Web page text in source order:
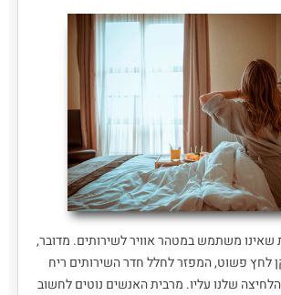
שאינו משתמש במטהר אוויר לשירותים. מדובר,
לחץ פשוט, המפזר לחלל חדר השירותים ריח
שלנו עליו. מרבית האנשים נוטים לחשוב